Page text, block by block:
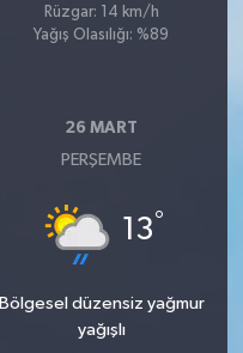
Rüzgar: 14 km/h
Yağış Olasılığı: %89
26 MART
PERŞEMBE
13°
Bölgesel düzensiz yağmur
yağışlı